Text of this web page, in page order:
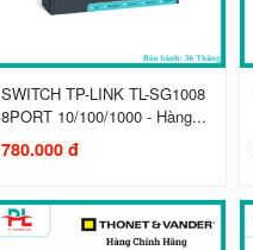
SWITCH TP-LINK TL-SG1008
8PORT 10/100/1000 - Hàng...
780.000 đ